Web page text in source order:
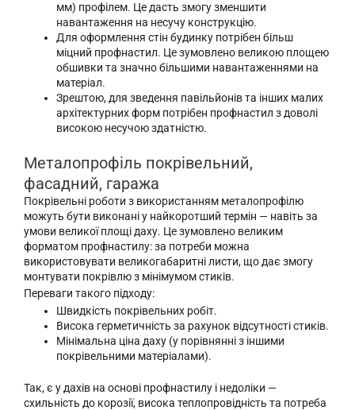
мм) профілем. Це дасть змогу зменшити
навантаження на несучу конструкцію.
Для оформлення стін будинку потрібен більш
міцний профнастил. Це зумовлено великою площею
обшивки та значно більшими навантаженнями на
матеріал.
Зрештою, для зведення павільйонів та інших малих
архітектурних форм потрібен профнастил з доволі
високою несучою здатністю.
Металопрофіль покрівельний,
фасадний, гаража
Покрівельні роботи з використанням металопрофілю
можуть бути виконані у найкоротший термін — навіть за
умови великої площі даху. Це зумовлено великим
форматом профнастилу: за потреби можна
використовувати великогабаритні листи, що дає змогу
монтувати покрівлю з мінімумом стиків.
Переваги такого підходу:
Швидкість покрівельних робіт.
Висока герметичність за рахунок відсутності стиків.
Мінімальна ціна даху (у порівнянні з іншими
покрівельними матеріалами).
Так, є у дахів на основі профнастилу і недоліки —
схильність до корозії, висока теплопровідність та потреба